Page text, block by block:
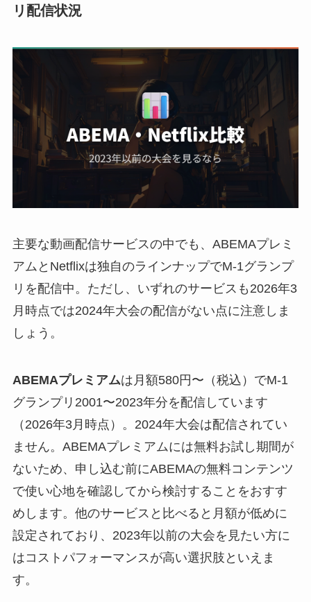
リ配信状況
主要な動画配信サービスの中でも、ABEMAプレミ
アムとNetflixは独自のラインナップでM-1グランプ
リを配信中。ただし、いずれのサービスも2026年3
月時点では2024年大会の配信がない点に注意しま
しょう。
ABEMAプレミアムは月額580円〜（税込）でM-1
グランプリ2001〜2023年分を配信しています
（2026年3月時点）。2024年大会は配信されてい
ません。ABEMAプレミアムには無料お試し期間が
ないため、申し込む前にABEMAの無料コンテンツ
で使い心地を確認してから検討することをおすす
めします。他のサービスと比べると月額が低めに
設定されており、2023年以前の大会を見たい方に
はコストパフォーマンスが高い選択肢といえま
す。